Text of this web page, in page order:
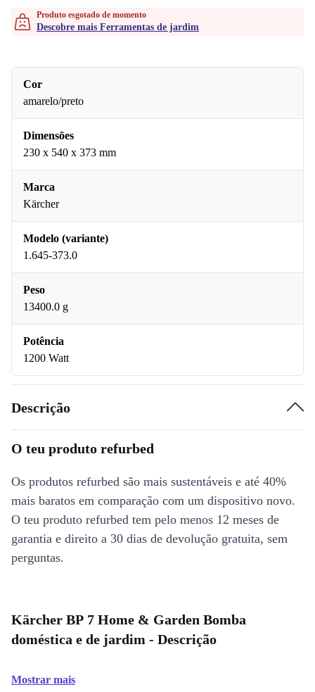
Produto esgotado de momento
Descobre mais Ferramentas de jardim
Cor
amarelo/preto
Dimensões
230 x 540 x 373 mm
Marca
Kärcher
Modelo (variante)
1.645-373.0
Peso
13400.0 g
Potência
1200 Watt
Descrição
O teu produto refurbed
Os produtos refurbed são mais sustentáveis e até 40%
mais baratos em comparação com um dispositivo novo.
O teu produto refurbed tem pelo menos 12 meses de
garantia e direito a 30 dias de devolução gratuita, sem
perguntas.
Kärcher BP 7 Home & Garden Bomba
doméstica e de jardim - Descrição
Mostrar mais